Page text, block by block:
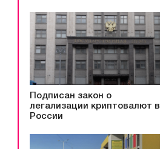
Подписан закон о
легализации криптовалют в
России